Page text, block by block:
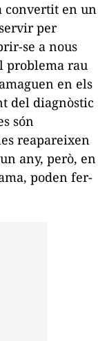
convertit en un
per
se a nous
problema rau
en els
del diagnòstic
són
reapareixen
any, però, en
poden fer-